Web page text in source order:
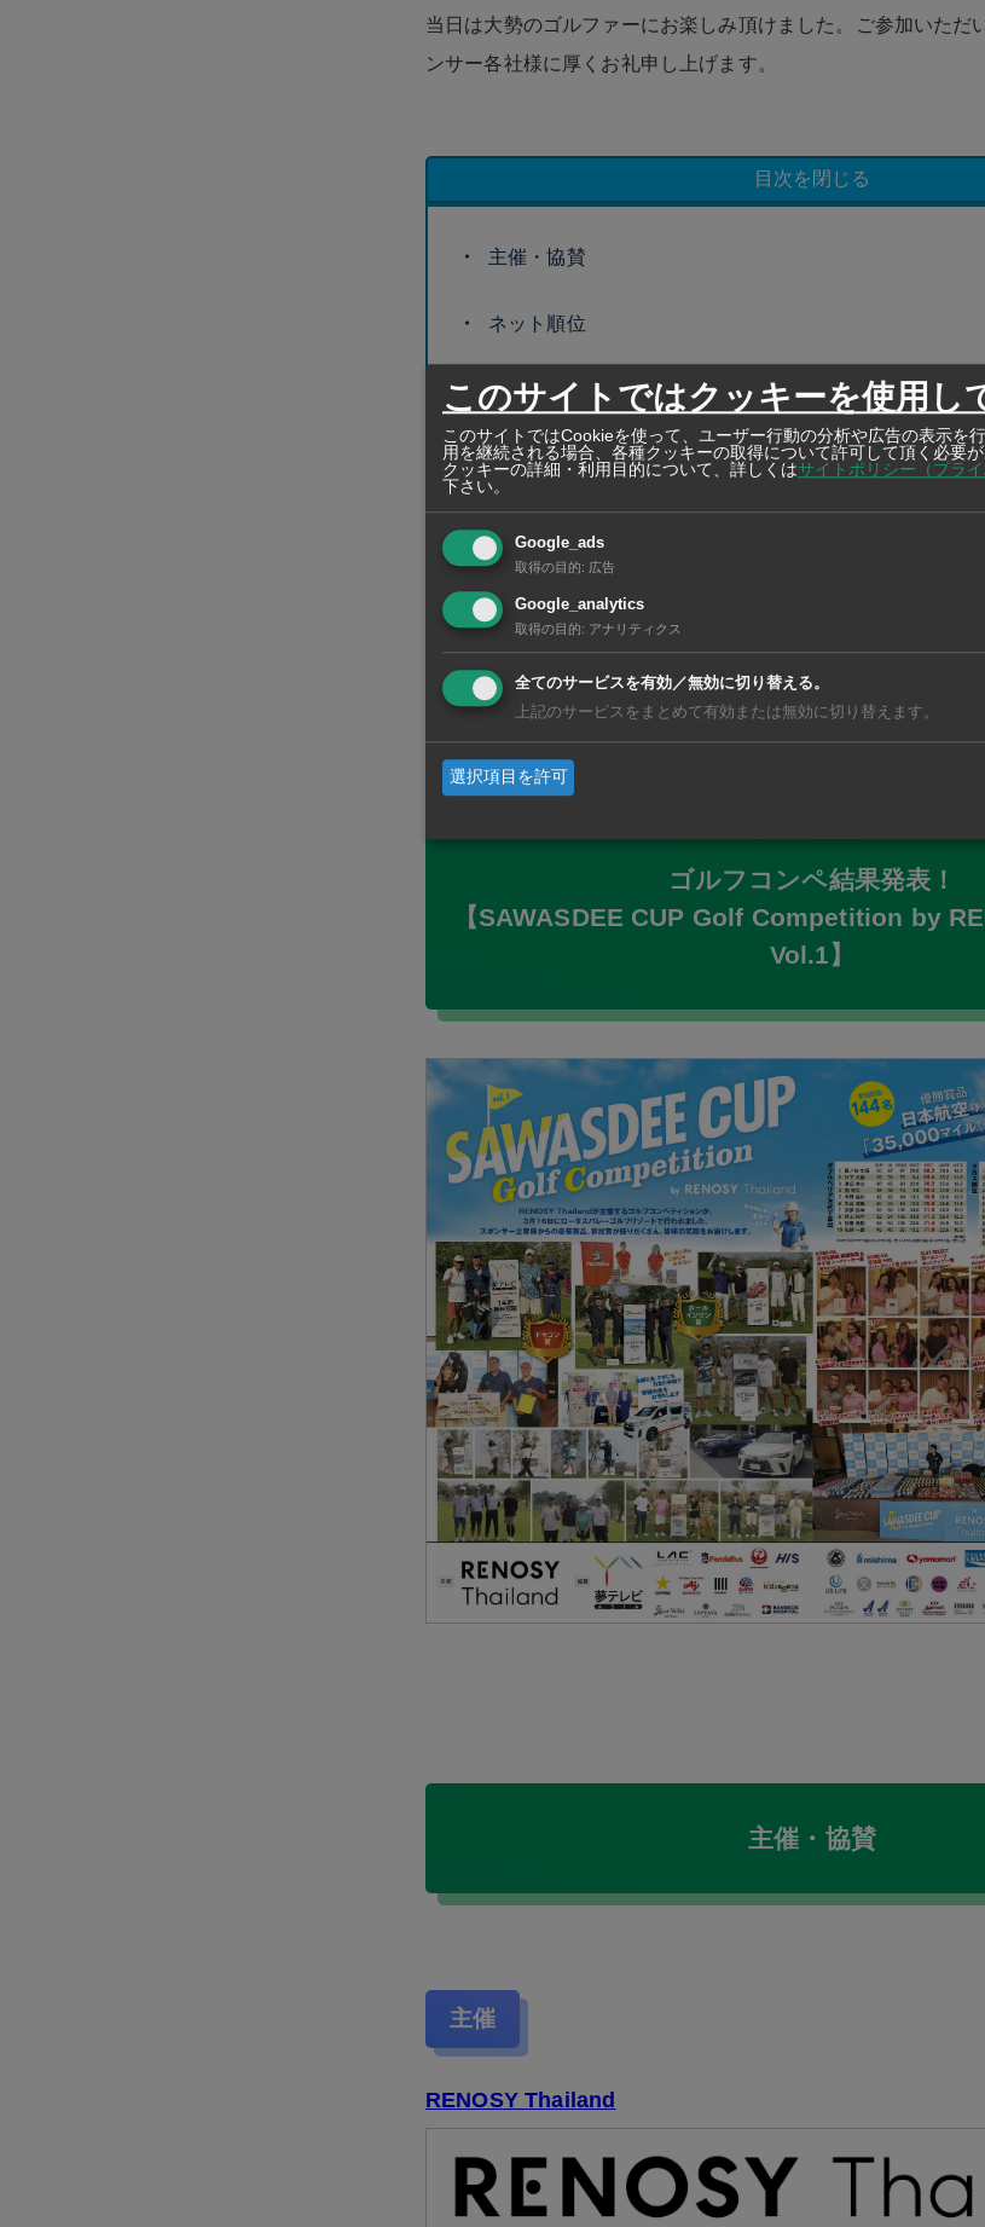
当日は大勢のゴルファーにお楽しみ頂けました。ご参加いただ
ンサー各社様に厚くお礼申し上げます。
目次を閉じる
主催・協賛
ネット順位
グロス順位
当日の写真
盛り沢山の参加賞
ゴルフプレー後のパーティ
ラウンド中の写真
今後のスポーツイベントの告知は公式LINEで！
ゴルフコンペ結果発表！
【SAWASDEE CUP Golf Competition by
Vol.1】
主催・協賛
主催
RENOSY Thailand
このサイトではクッキーを使用し
このサイトではCookieを使って、ユーザー行動の分析や広告の表示を
用を継続される場合、各種クッキーの取得について許可して頂く必要が
クッキーの詳細・利用目的について、詳しくはサイトポリシー（プライ
下さい。
Google_ads
取得の目的: 広告
Google_analytics
取得の目的: アナリティクス
全てのサービスを有効／無効に切り替える。
上記のサービスをまとめて有効または無効に切り替えます。
選択項目を許可